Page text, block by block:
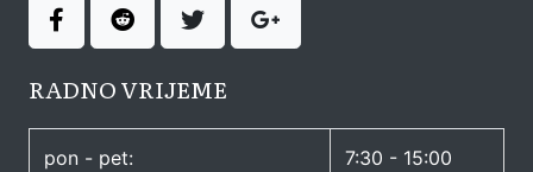
RADNO VRIJEME
pon - pet: 7:30 - 15:00